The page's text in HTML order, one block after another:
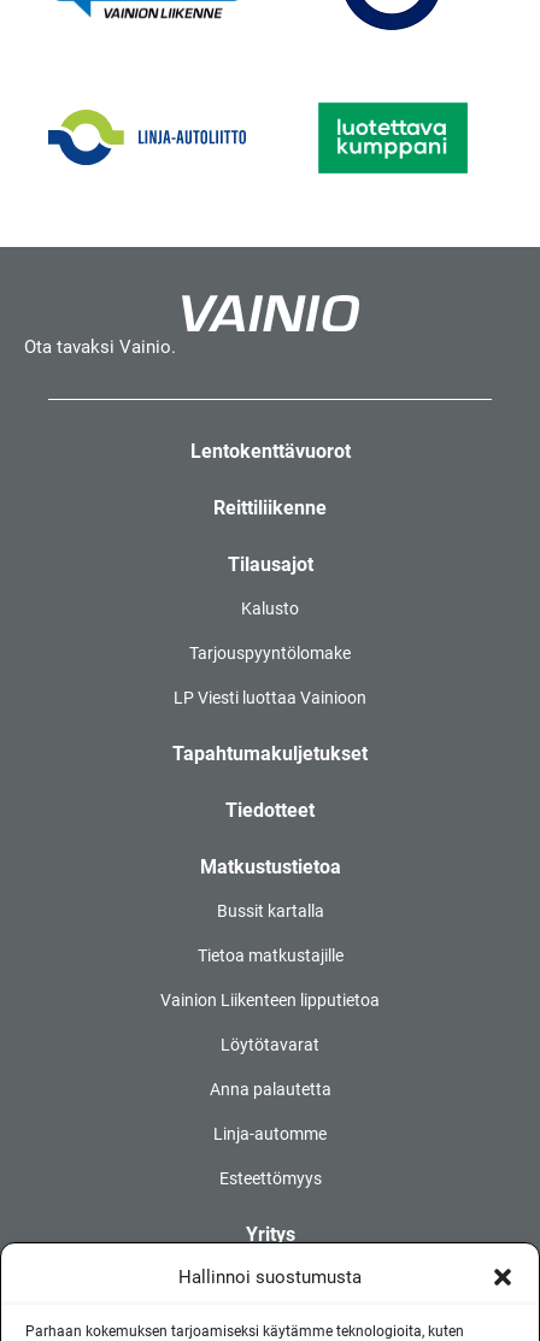
Hallinnoi suostumusta
Parhaan kokemuksen tarjoamiseksi käytämme teknologioita, kuten
Ota tavaksi Vainio.
Lentokenttävuorot
Reittiliikenne
Tilausajot
Kalusto
Tarjouspyyntölomake
LP Viesti luottaa Vainioon
Tapahtumakuljetukset
Tiedotteet
Matkustustietoa
Bussit kartalla
Tietoa matkustajille
Vainion Liikenteen lipputietoa
Löytötavarat
Anna palautetta
Linja-automme
Esteettömyys
Yritys
Myytävä kalusto
Töihin Vainiolle